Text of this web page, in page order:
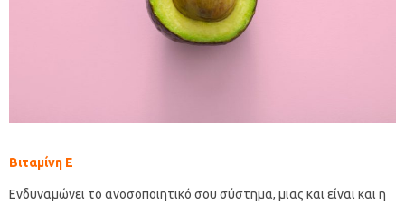
Βιταμίνη Ε
Ενδυναμώνει το ανοσοποιητικό σου σύστημα, μιας και είναι και η